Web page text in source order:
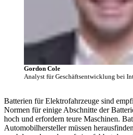
Gordon Cole
Analyst für Geschäftsentwicklung bei
Batterien für Elektrofahrzeuge sind
Normen für einige Abschnitte der
hoch und erfordern teure Maschinen.
Automobilhersteller müssen